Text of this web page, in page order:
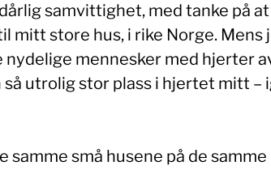
samvittighet, med tanke på at
mitt store hus, i rike Norge. Mens
mennesker med hjerter
utrolig stor plass i hjertet mitt –
samme små husene på de samme